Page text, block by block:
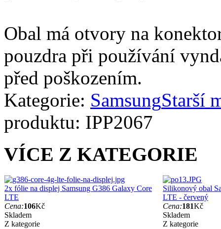
Obal má otvory na
pouzdra při používání
před poškozením.
Kategorie: SamsungStarší
produktu: IPP2067
VÍCE Z KATEGORIE
2x fólie na displej Samsung G386 Galaxy Core
LTE
Cena:106Kč
Skladem
Z kategorie
Silikonový obal
LTE - červený
Cena:181Kč
Skladem
Z kategorie